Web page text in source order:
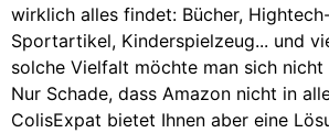
wirklich alles findet: Bücher,
Sportartikel, Kinderspielzeug... und
solche Vielfalt möchte man sich nicht
Nur Schade, dass Amazon nicht in
ColisExpat bietet Ihnen aber eine